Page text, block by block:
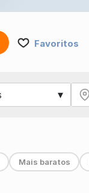
Favoritos
Mais baratos